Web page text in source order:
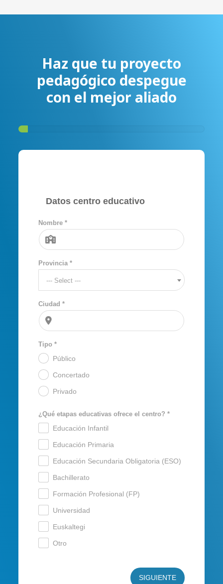
Haz que tu proyecto
pedagógico despegue
con el mejor aliado
Datos centro educativo
Nombre *
Provincia *
--- Select ---
Ciudad *
Tipo *
Público
Concertado
Privado
¿Qué etapas educativas ofrece el centro? *
Educación Infantil
Educación Primaria
Educación Secundaria Obligatoria (ESO)
Bachillerato
Formación Profesional (FP)
Universidad
Euskaltegi
Otro
SIGUIENTE